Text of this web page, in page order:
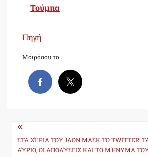
Τούμπα
Πηγή
Μοιράσου το...
Post
navigation
ΣΤΑ ΧΈΡΙΑ ΤΟΥ ΊΛΟΝ ΜΑΣΚ ΤΟ TWITTER:
ΑΎΡΙΟ, ΟΙ ΑΠΟΛΎΣΕΙΣ ΚΑΙ ΤΟ ΜΉΝΥΜΑ